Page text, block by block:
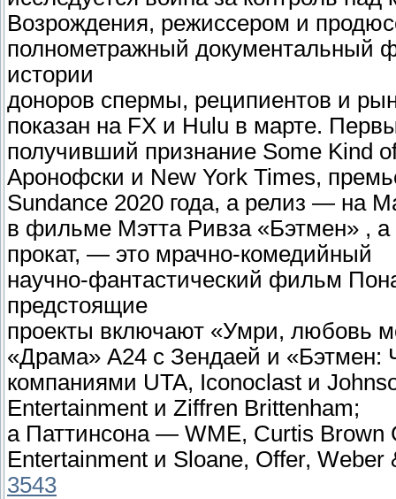
Возрождения, режиссером и
полнометражный документальный
истории
доноров спермы, реципиентов и
показан на FX и Hulu в марте.
получивший признание Some Kind
Аронофски и New York Times,
Sundance 2020 года, а релиз — на
в фильме Мэтта Ривза «Бэтмен» ,
прокат, — это мрачно-комедийный
научно-фантастический фильм
предстоящие
проекты включают «Умри, любовь
«Драма» A24 с Зендаей и «Бэтмен:
компаниями UTA, Iconoclast и
Entertainment и Ziffren Brittenham;
а Паттинсона — WME, Curtis Brown
Entertainment и Sloane, Offer,
3543